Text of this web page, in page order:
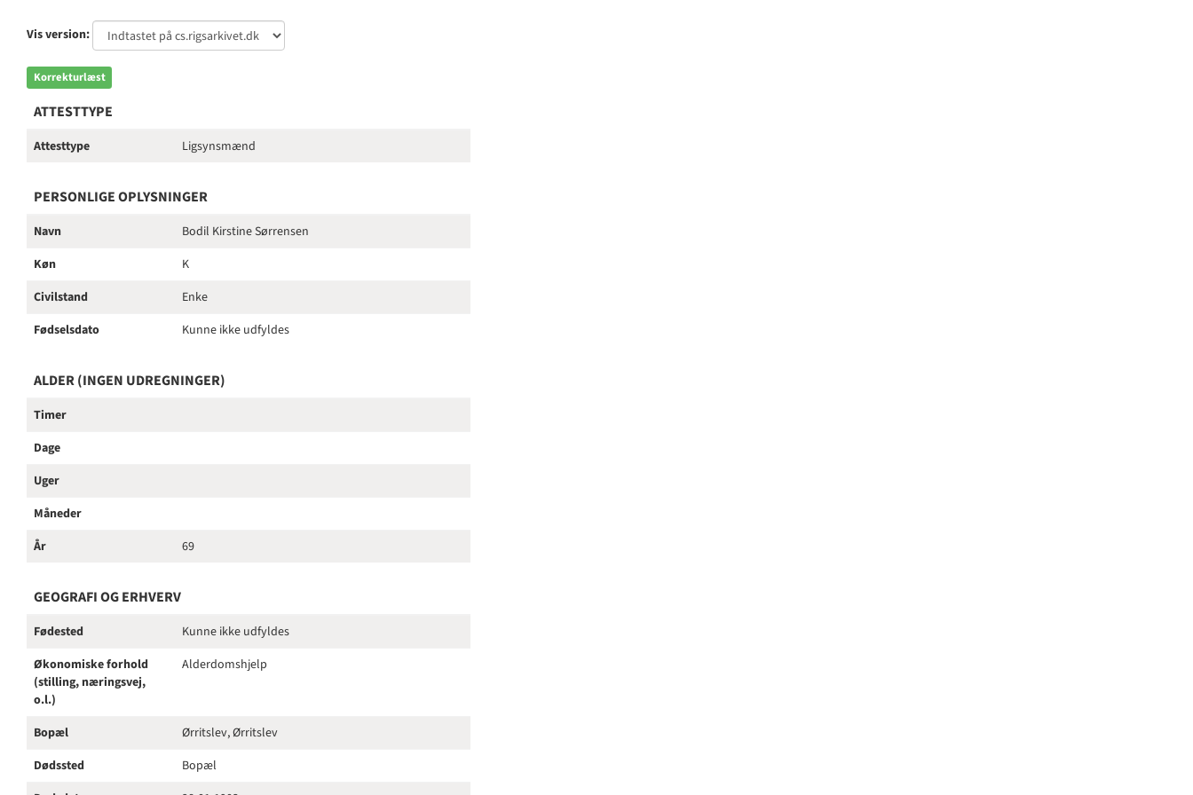
Vis version:
Korrekturlæst
ATTESTTYPE
Attesttype Ligsynsmænd
PERSONLIGE OPLYSNINGER
Navn
Bodil Kirstine Sørrensen
Køn
K
Civilstand
Enke
Fødselsdato
Kunne ikke udfyldes
ALDER (INGEN UDREGNINGER)
Timer
Dage
Uger
Måneder
År
69
GEOGRAFI OG ERHVERV
Fødested
Kunne ikke udfyldes
Økonomiske forhold
(stilling, næringsvej,
o.l.)
Alderdomshjelp
Bopæl
Ørritslev, Ørritslev
Dødssted
Bopæl